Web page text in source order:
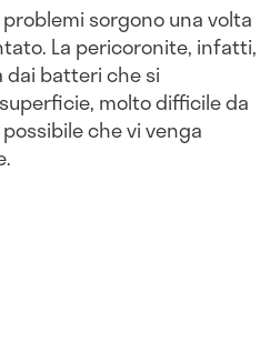
sorgono una volta
La pericoronite, infatti,
dai batteri che si
molto difficile da
che vi venga